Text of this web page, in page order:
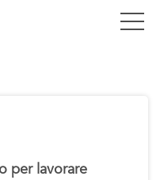
per lavorare